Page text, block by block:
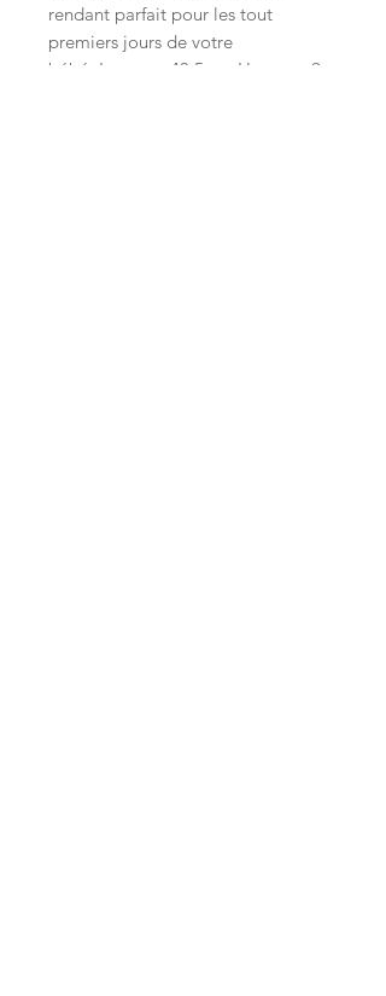
rendant parfait pour les tout
premiers jours de votre
bébé. Largeur: 43.5 cm Hauteur: 9